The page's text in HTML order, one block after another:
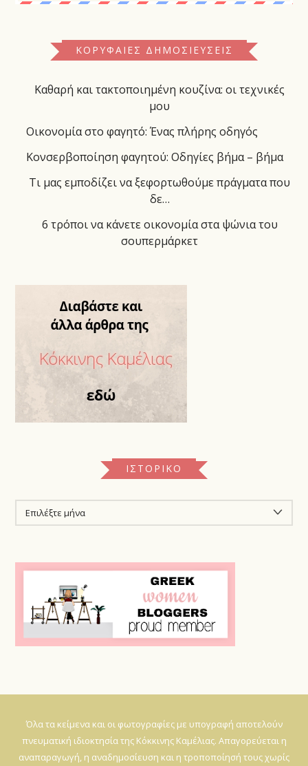
ΚΟΡΥΦΑΊΕΣ ΔΗΜΟΣΙΕΎΣΕΙΣ
Καθαρή και τακτοποιημένη κουζίνα: οι τεχνικές
μου
Οικονομία στο φαγητό: Ένας πλήρης οδηγός
Κονσερβοποίηση φαγητού: Οδηγίες βήμα – βήμα
Τι μας εμποδίζει να ξεφορτωθούμε πράγματα που
δε…
6 τρόποι να κάνετε οικονομία στα ψώνια του
σουπερμάρκετ
ΙΣΤΟΡΙΚΌ
Όλα τα κείμενα και οι φωτογραφίες με υπογραφή αποτελούν
πνευματική ιδιοκτησία της Κόκκινης Καμέλιας. Απαγορεύεται η
αναπαραγωγή, η αναδημοσίευση και η τροποποίησή τους χωρίς